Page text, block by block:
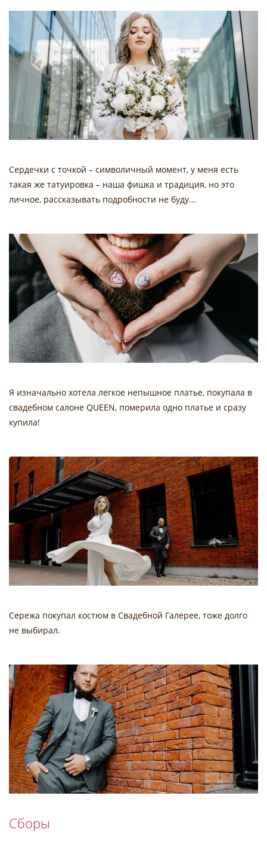
Сердечки с точкой – символичный момент, у меня есть
такая же татуировка – наша фишка и традиция, но это
личное, рассказывать подробности не буду...
Я изначально хотела легкое непышное платье, покупала в
свадебном салоне QUEEN, померила одно платье и сразу
купила!
Сережа покупал костюм в Свадебной Галерее, тоже долго
не выбирал.
Сборы